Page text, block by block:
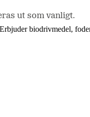
biodrivmedel,
ut som vanligt.